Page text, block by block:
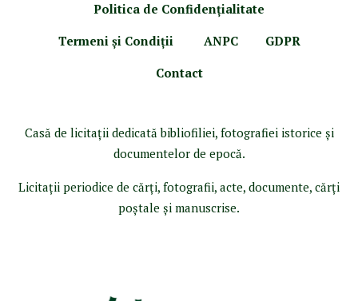
Politica de Confidenţialitate
Termeni şi Condiţii
ANPC
GDPR
Contact
Casă de licitaţii dedicată bibliofiliei, fotografiei istorice şi
documentelor de epocă.
Licitaţii periodice de cărţi, fotografii, acte, documente, cărţi
poştale şi manuscrise.